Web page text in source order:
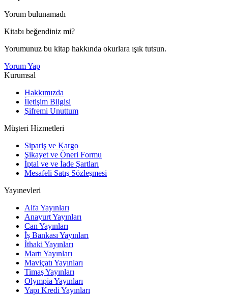
Yorum bulunamadı
Kitabı beğendiniz mi?
Yorumunuz bu kitap hakkında okurlara ışık tutsun.
Yorum Yap
Kurumsal
Hakkımızda
İletişim Bilgisi
Şifremi Unuttum
Müşteri Hizmetleri
Sipariş ve Kargo
Şikayet ve Öneri Formu
İptal ve ve İade Şartları
Mesafeli Satış Sözleşmesi
Yayınevleri
Alfa Yayınları
Anayurt Yayınları
Can Yayınları
İş Bankası Yayınları
İthaki Yayınları
Martı Yayınları
Maviçatı Yayınları
Timaş Yayınları
Olympia Yayınları
Yapı Kredi Yayınları